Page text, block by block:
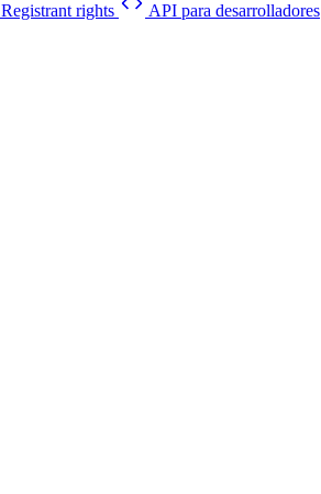
Registrant rights API para desarrolladores